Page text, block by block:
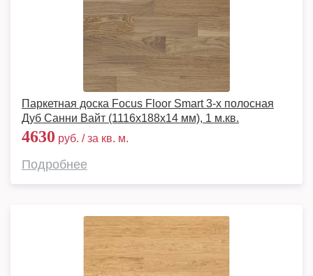
Паркетная доска Focus Floor Smart 3-х полосная
Дуб Санни Вайт (1116x188x14 мм), 1 м.кв.
4630 руб. / за кв. м.
Подробнее